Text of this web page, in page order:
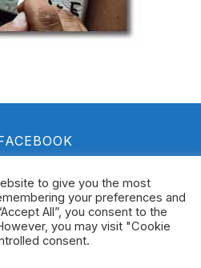
- 2026 ΠΕΡΙΒΑΛΛΟΝΤΙΚΌΣ
ΣΎΛΛΟΓΟΣ
to give you the most
your preferences and
All”, you consent to the
you may visit "Cookie
consent.